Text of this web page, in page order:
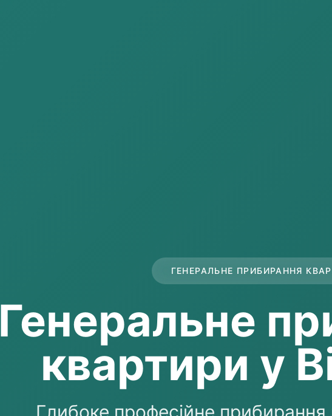
ГЕНЕРАЛЬНЕ ПРИБИРАННЯ
Генеральне
квартири у